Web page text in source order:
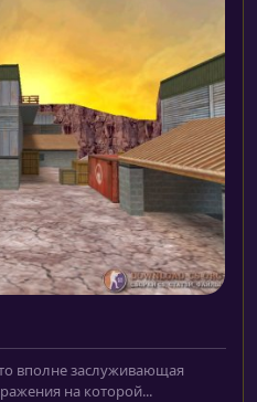
вполне заслуживающая
на которой...